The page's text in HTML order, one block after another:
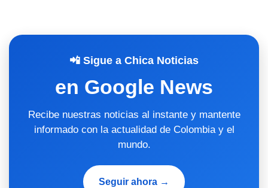
📲 Sigue a Chica Noticias
en Google News
Recibe nuestras noticias al instante y mantente
informado con la actualidad de Colombia y el
mundo.
Seguir ahora →